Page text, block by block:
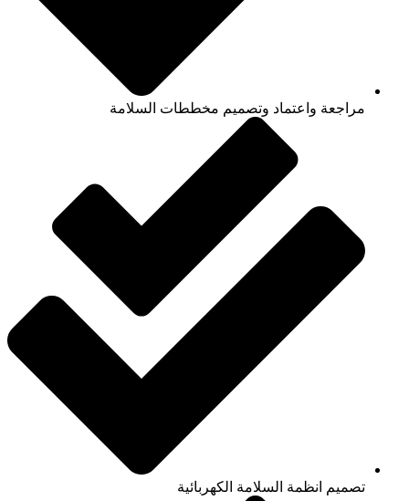
مراجعة واعتماد وتصميم مخططات السلامة
تصميم انظمة السلامة الكهربائية